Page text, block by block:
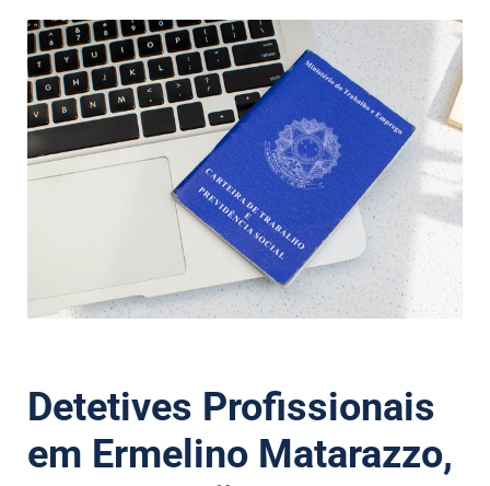
Detetives Profissionais
em Ermelino Matarazzo,